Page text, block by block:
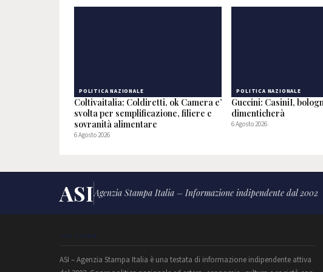
POLITICA NAZIONALE
Coltivaitalia: Coldiretti, ok Camera e’
svolta per semplificazione, filiere e
sovranità alimentare
6 Agosto 2026
POLITICA NAZIONALE
Guccini: CasiniI,
dimenticherà
6 Agosto 2026
ASIAgenzia Stampa Italia – Informazione indipendente dal 2002
CHI SIAMO
ASI – Agenzia Stampa Italia è una testata di informazione indipendente attiva